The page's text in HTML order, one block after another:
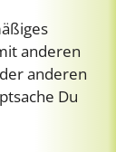
anderen
anderen
Du